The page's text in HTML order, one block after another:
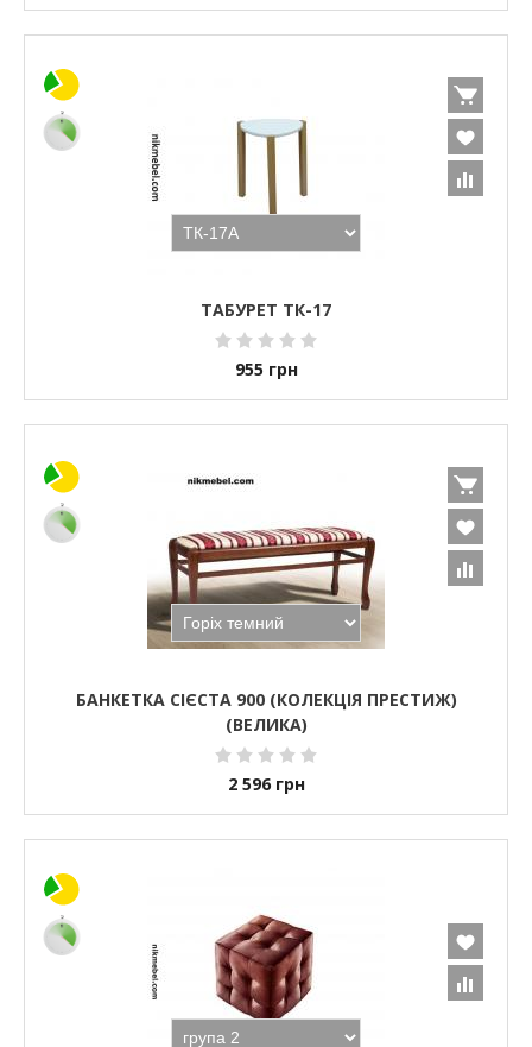
ТАБУРЕТ ТК-17
955 грн
БАНКЕТКА СІЄСТА 900 (КОЛЕКЦІЯ ПРЕСТИЖ)
(ВЕЛИКА)
2 596 грн